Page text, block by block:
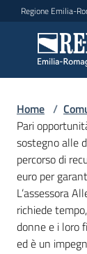
Vai al contenuto
Vai alla
Vai al footer
Regione Emilia-
Comunicati
stampa
Menu
Cerca
un
comunicato
Risorse
Home /
Pari
sostegno alle
percorso di
euro per
L’assessora
richiede
donne e i loro
ed è un